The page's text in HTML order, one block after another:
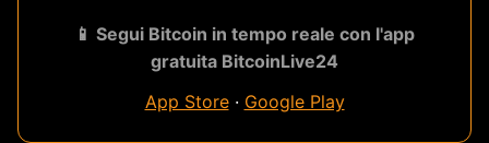
📱 Segui Bitcoin in tempo reale con l'app
gratuita BitcoinLive24
App Store· Google Play